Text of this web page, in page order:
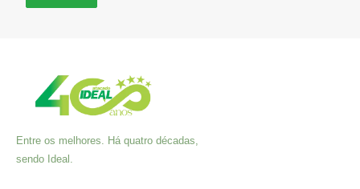
Entre os melhores. Há quatro décadas,
sendo Ideal.